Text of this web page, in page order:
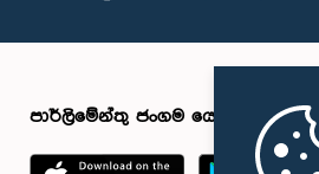
පාර්ලිමේන්තු ජංගම යෙදුම